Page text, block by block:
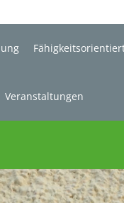
Veranstaltungen